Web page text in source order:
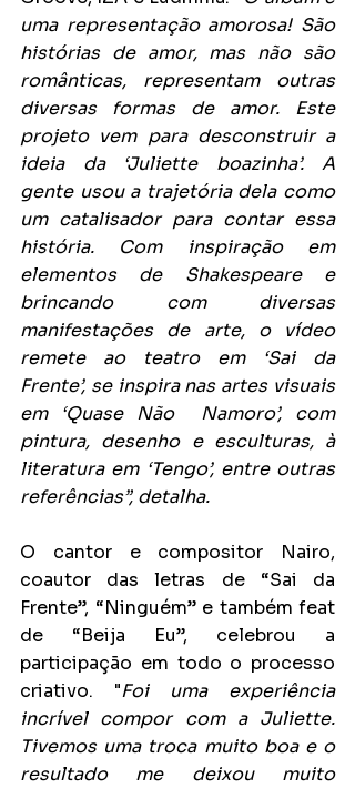
uma representação amorosa! São
histórias de amor, mas não são
românticas, representam outras
diversas formas de amor. Este
projeto vem para desconstruir a
ideia da ‘Juliette boazinha’. A
gente usou a trajetória dela como
um catalisador para contar essa
história. Com inspiração em
elementos de Shakespeare e
brincando com diversas
manifestações de arte, o vídeo
remete ao teatro em ‘Sai da
Frente’, se inspira nas artes visuais
em ‘Quase Não  Namoro’, com
pintura, desenho e esculturas, à
literatura em ‘Tengo’, entre outras
referências”, detalha.
O cantor e compositor Nairo,
coautor das letras de “Sai da
Frente”, “Ninguém” e também feat
de “Beija Eu”, celebrou a
participação em todo o processo
criativo. "Foi uma experiência
incrível compor com a Juliette.
Tivemos uma troca muito boa e o
resultado me deixou muito